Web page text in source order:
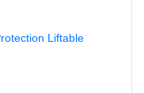
Liftable